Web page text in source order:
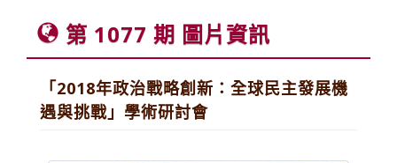
第 1077 期 圖片資訊
「2018年政治戰略創新：全球民主發展機
遇與挑戰」學術研討會